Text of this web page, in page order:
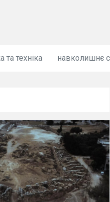
та техніка навколишнє